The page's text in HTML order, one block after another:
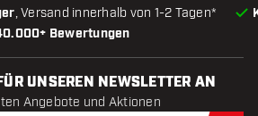
Bewertungen
, Versand innerhalb von 1-2 Tagen*
UNSEREN NEWSLETTER AN
Angebote und Aktionen